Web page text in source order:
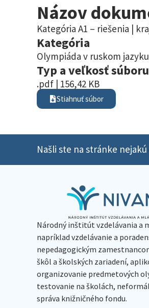
Názov
Kategória A1 – riešenia |
Kategória
Olympiáda v ruskom jazyku
Typ a veľkosť súboru
.pdf | 156,42 KB
Stiahnuť súbor
Našli ste na stránke
Národný inštitút vzdelávania a
napríklad vzdelávanie a
nepedagogickým
škôl a školských zariadení,
organizovanie predmetových
testovanie na školách,
správa knižničného fondu.